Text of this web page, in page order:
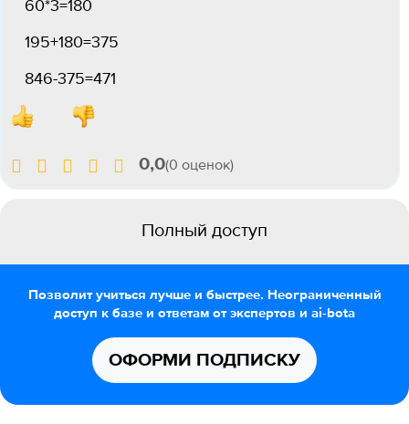
60*3=180
195+180=375
846-375=471
0,0(0 оценок)
Полный доступ
Позволит учиться лучше и быстрее. Неограниченный
доступ к базе и ответам от экспертов и ai-bota
ОФОРМИ ПОДПИСКУ